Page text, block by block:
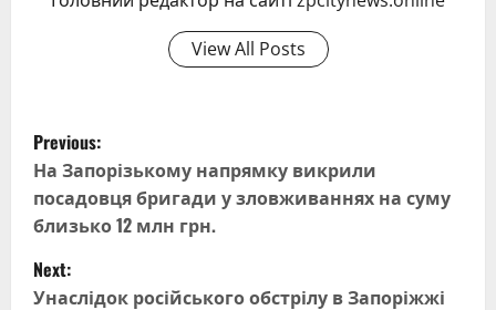
View All Posts
P
o
s
t
Previous:
На Запорізькому напрямку викрили
посадовця бригади у зловживаннях на суму
близько 12 млн грн.
Next:
Унаслідок російського обстрілу в Запоріжжі